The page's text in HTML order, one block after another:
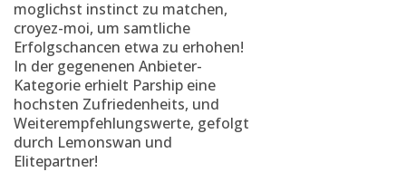
moglichst instinct zu matchen,
croyez-moi, um samtliche
Erfolgschancen etwa zu erhohen!
In der gegenenen Anbieter-
Kategorie erhielt Parship eine
hochsten Zufriedenheits, und
Weiterempfehlungswerte, gefolgt
durch Lemonswan und
Elitepartner!